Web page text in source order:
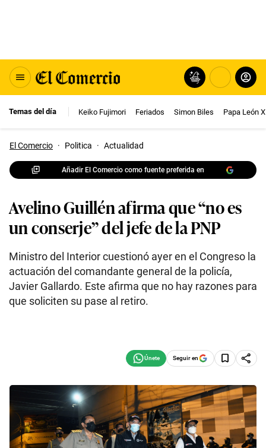
Temas del día Keiko Fujimori Feriados Simon Biles Papa León
El Comercio · Politica · Actualidad
Añadir El Comercio como fuente preferida en
Avelino Guillén afirma que “no es
un conserje” del jefe de la PNP
Ministro del Interior cuestionó ayer en el Congreso la
actuación del comandante general de la policía,
Javier Gallardo. Este afirma que no hay razones para
que soliciten su pase al retiro.
Seguir en